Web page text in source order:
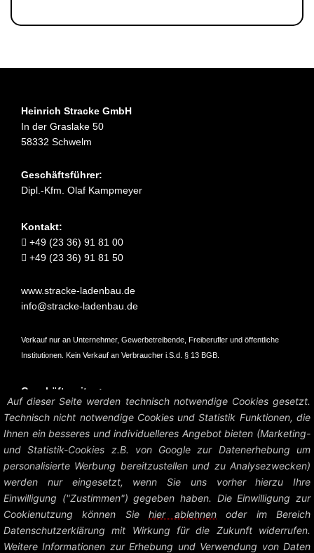
Heinrich Stracke GmbH
In der Graslake 50
58332 Schwelm
Geschäftsführer:
Dipl.-Kfm. Olaf Kampmeyer
Kontakt:
+49 (23 36) 91 81 00
+49 (23 36) 91 81 50
www.stracke-ladenbau.de
info@stracke-ladenbau.de
Verkauf nur an Unternehmer, Gewerbetreibende, Freiberufler und öffentliche
Institutionen. Kein Verkauf an Verbraucher i.S.d. § 13 BGB.
Geschäftszeiten:
Mo – Do: 07:45 – 16:45 Uhr
Fr: 07:45 – 15:15 Uhr
Amtsgericht Hagen HRB 6004
UstID: DE126458535
Preise zzgl. MwSt. und Versandkosten.
© Heinrich Stracke GmbH – Ladenbau Shop System |Impressum +
Auf dieser Seite werden technisch notwendige Cookies gesetzt.
Technisch nicht notwendige Cookies und Statistik Funktionen, die
Ihnen ein besseres und individuelleres Angebot bieten (Marketing-
und Statistik-Cookies z.B. von Google zur Datenerhebung um
personalisierte Werbung bereitzustellen und zu Analysezwecken)
werden nur eingesetzt, wenn Sie uns vorher hierzu Ihre
Einwilligung ("Zustimmen") gegeben haben. Die Einwilligung zur
Cookienutzung können Sie hier ablehnen oder im Bereich
Datenschutzerklärung mit Wirkung für die Zukunft widerrufen.
Weitere Informationen zur Erhebung und Verwendung von Daten